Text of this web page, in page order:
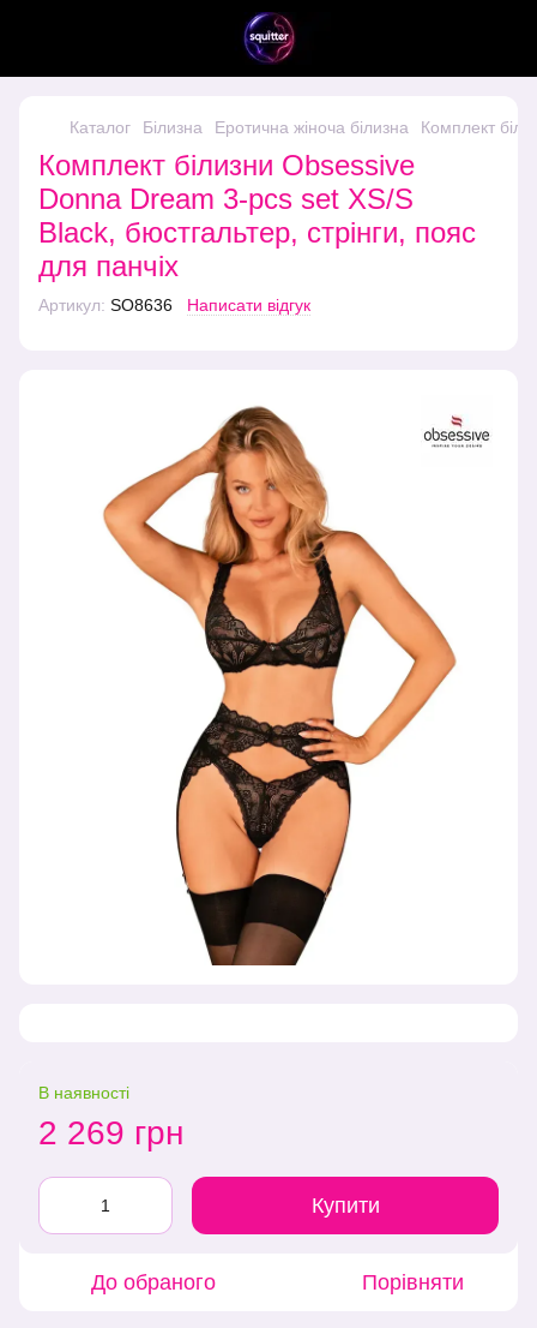
Каталог Білизна Еротична жіноча білизна Комплект
Комплект білизни Obsessive
Donna Dream 3-pcs set XS/S
Black, бюстгальтер, стрінги, пояс
для панчіх
Артикул: SO8636 Написати відгук
В наявності
2 269 грн
Купити
До обраного Порівняти